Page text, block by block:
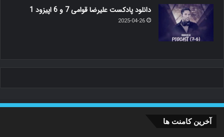
دانلود پادکست علیرضا قوامی 7 و 6 اپیزود 1
2025-04-26
آخرین کامنت ها